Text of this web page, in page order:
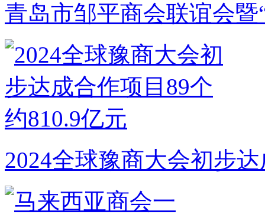
青岛市邹平商会联谊会
2024全球豫商大会初步